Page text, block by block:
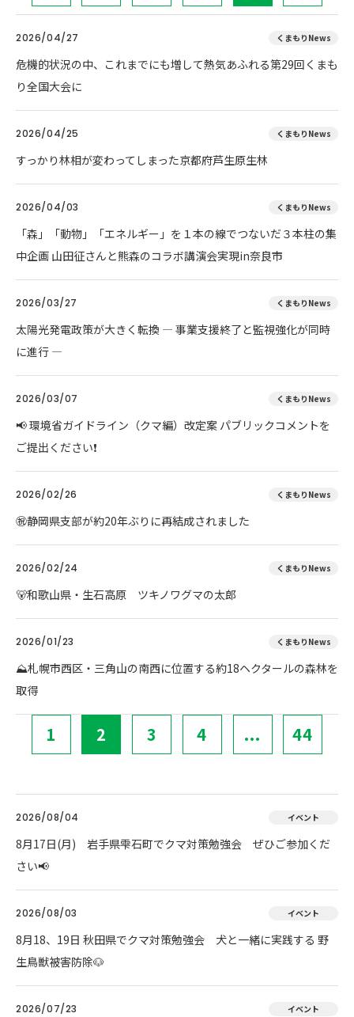
2026/04/27 くまもりNews
危機的状況の中、これまでにも増して熱気あふれる第29回くまも
り全国大会に
2026/04/25 くまもりNews
すっかり林相が変わってしまった京都府芦生原生林
2026/04/03 くまもりNews
「森」「動物」「エネルギー」を１本の線でつないだ３本柱の集
中企画 山田征さんと熊森のコラボ講演会実現in奈良市
2026/03/27 くまもりNews
太陽光発電政策が大きく転換 ― 事業支援終了と監視強化が同時
に進行 ―
2026/03/07 くまもりNews
📢 環境省ガイドライン（クマ編）改定案 パブリックコメントを
ご提出ください❗
2026/02/26 くまもりNews
㊗️静岡県支部が約20年ぶりに再結成されました
2026/02/24 くまもりNews
🐻和歌山県・生石高原 ツキノワグマの太郎
2026/01/23 くまもりNews
⛰️札幌市西区・三角山の南西に位置する約18ヘクタールの森林を
取得
1 2 3 4 ... 44
2026/08/04 イベント
8月17日(月) 岩手県雫石町でクマ対策勉強会 ぜひご参加くだ
さい📢
2026/08/03 イベント
8月18、19日 秋田県でクマ対策勉強会 犬と一緒に実践する 野
生鳥獣被害防除🐶
2026/07/23 イベント